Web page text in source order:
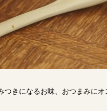
きになるお味、おつまみにオ